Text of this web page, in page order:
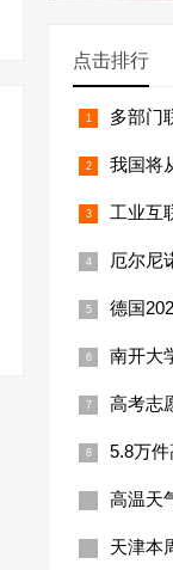
点击排行
多部门
我国将
工业互
厄尔尼
德国
南开大
高考志
5.8万
高温天
天津本